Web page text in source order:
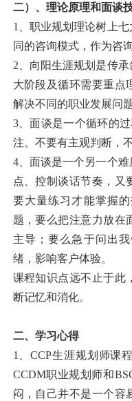
二）、理论原理和面谈
1、职业规划理论树上
同的咨询模式，作为咨
2、向阳生涯规划是传
大阶段及循环需要重点
解决不同的职业发展问题
3、面谈是一个循环的
注。不要有主观判断，
4、面谈是一个另一个
点、控制谈话节奏，又
要大量练习才能掌握
题，要么把注意力放在
主导；要么急于问出
绪，影响客户体验。
课程知识点远不止于此
断记忆和消化。
二、学习心得
1、CCP生涯规划师课
CCDM职业规划师和
闷，自己并不是一个容